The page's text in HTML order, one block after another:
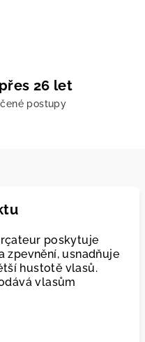
26 let
postupy
poskytuje
zpevnění, usnadňuje
hustotě vlasů.
vlasům